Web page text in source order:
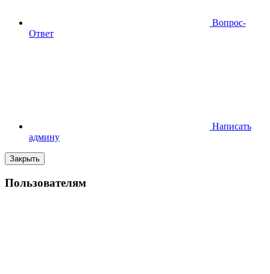
Вопрос-
Ответ
Написать
админу
Закрыть
Пользователям